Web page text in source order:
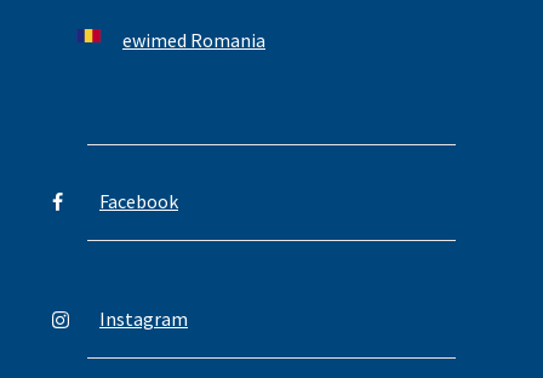
ewimed Romania
Facebook
Instagram